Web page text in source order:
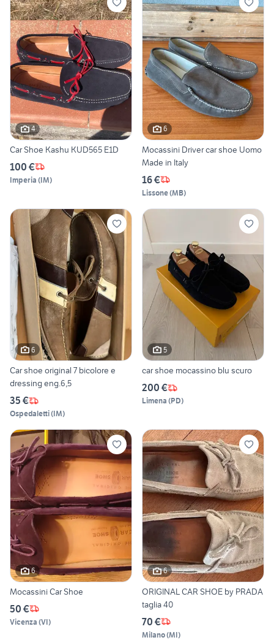
4
Car Shoe Kashu KUD565 E1D
100 €
Imperia (IM)
6
Mocassini Driver car shoe Uomo
Made in Italy
16 €
Lissone(MB)
6
Car shoe original 7 bicolore e
dressing eng.6,5
35 €
Ospedaletti(IM)
5
car shoe mocassino blu scuro
200 €
Limena (PD)
6
Mocassini Car Shoe
50 €
Vicenza (VI)
6
ORIGINAL CAR SHOE by PRADA
taglia 40
70 €
Milano(MI)